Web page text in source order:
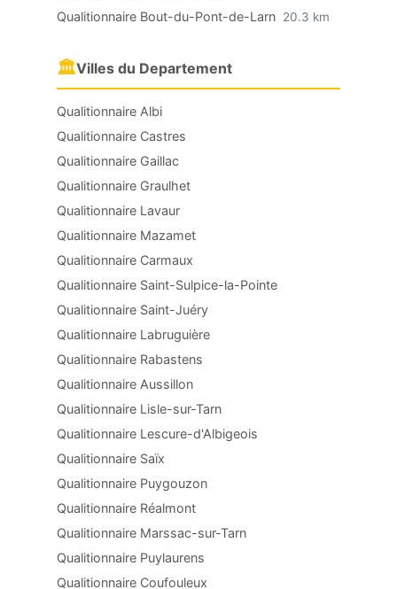
Qualitionnaire Bout-du-Pont-de-Larn 20.3 km
🏛Villes du Departement
Qualitionnaire Albi
Qualitionnaire Castres
Qualitionnaire Gaillac
Qualitionnaire Graulhet
Qualitionnaire Lavaur
Qualitionnaire Mazamet
Qualitionnaire Carmaux
Qualitionnaire Saint-Sulpice-la-Pointe
Qualitionnaire Saint-Juéry
Qualitionnaire Labruguière
Qualitionnaire Rabastens
Qualitionnaire Aussillon
Qualitionnaire Lisle-sur-Tarn
Qualitionnaire Lescure-d'Albigeois
Qualitionnaire Saïx
Qualitionnaire Puygouzon
Qualitionnaire Réalmont
Qualitionnaire Marssac-sur-Tarn
Qualitionnaire Puylaurens
Qualitionnaire Coufouleux